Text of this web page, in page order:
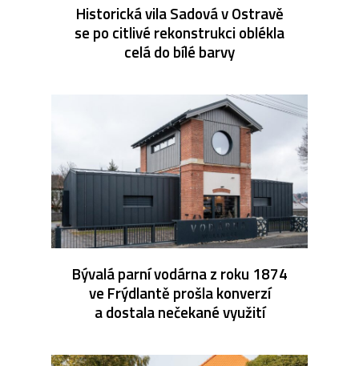
Historická vila Sadová v Ostravě
se po citlivé rekonstrukci oblékla
celá do bílé barvy
Bývalá parní vodárna z roku 1874
ve Frýdlantě prošla konverzí
a dostala nečekané využití